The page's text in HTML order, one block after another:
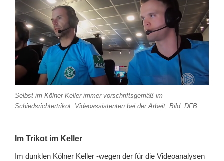
Selbst im Kölner Keller immer vorschriftsgemäß im
Schiedsrichtertrikot: Videoassistenten bei der Arbeit, Bild: DFB
Im Trikot im Keller
Im dunklen Kölner Keller -wegen der für die Videoanalysen